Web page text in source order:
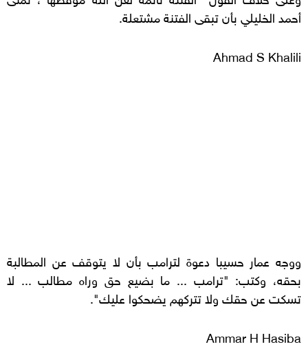
أحمد الخليلي بأن تبقى الفتنة مشتعلة.
Ahmad S Khalili
ووجه عمار حسيبا دعوة لترامب بأن لا يتوقف عن المطالبة
بحقه، وكتب: "ترامب ... ما بضيع حق وراه مطالب ... لا
تسكت عن حقك ولا تتركهم يضحكوا عليك".
Ammar H Hasiba